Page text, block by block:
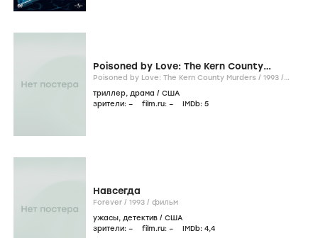
Poisoned by Love: The Kern County
Murders
Poisoned by Love: The Kern County Murders / 1993 /
триллер, драма / США
зрители: – film.ru: – IMDb: 5
Навсегда
Forever / 1993 / фильм
ужасы, детектив / США
зрители: – film.ru: – IMDb: 4,4